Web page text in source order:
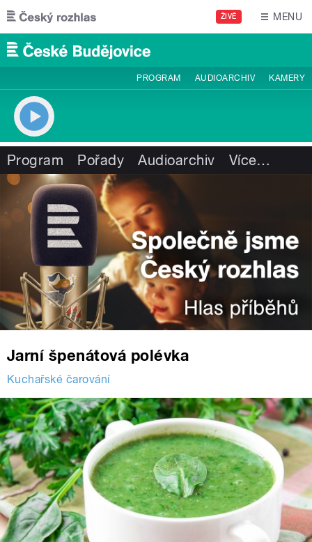
Přejít k hlavnímu obsahu
ŽIVĚ MENU
PROGRAM AUDIOARCHIV KAMERY
Program Pořady Audioarchiv Více…
Jarní špenátová polévka
Kuchařské čarování